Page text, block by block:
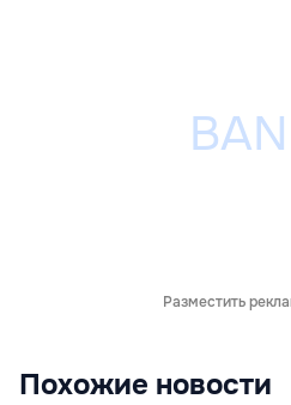
Разместить
Похожие новости